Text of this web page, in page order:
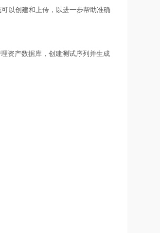
以创建和上传，以进一步帮助准确
资产数据库，创建测试序列并生成